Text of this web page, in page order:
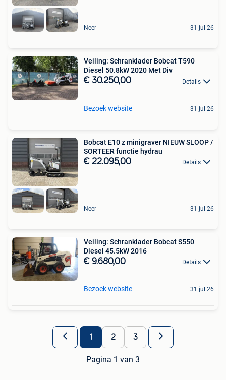
Neer 31 jul 26
Veiling: Schranklader Bobcat T590
Diesel 50.8kW 2020 Met Div
€ 30.250,00 Details
Bezoek website 31 jul 26
Bobcat E10 z minigraver NIEUW SLOOP /
SORTEER functie hydrau
€ 22.095,00 Details
Neer 31 jul 26
Veiling: Schranklader Bobcat S550
Diesel 45.5kW 2016
€ 9.680,00 Details
Bezoek website 31 jul 26
1 2 3
Pagina 1 van 3